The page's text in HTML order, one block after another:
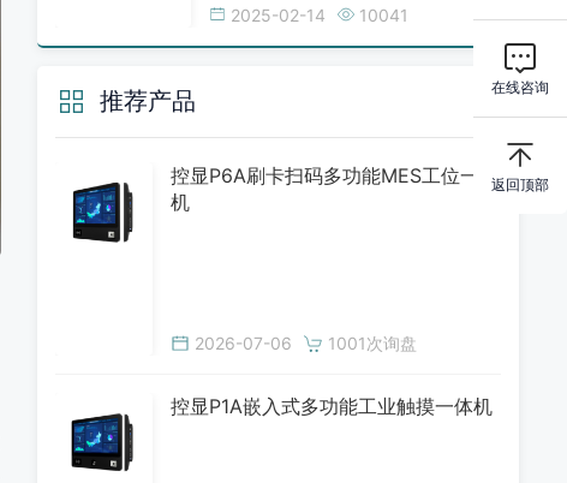
2025-02-14 10041
推荐产品
控显P6A刷卡扫码多功能MES工位一体
机
2026-07-06 1001次询盘
控显P1A嵌入式多功能工业触摸一体机
在线咨询
返回顶部